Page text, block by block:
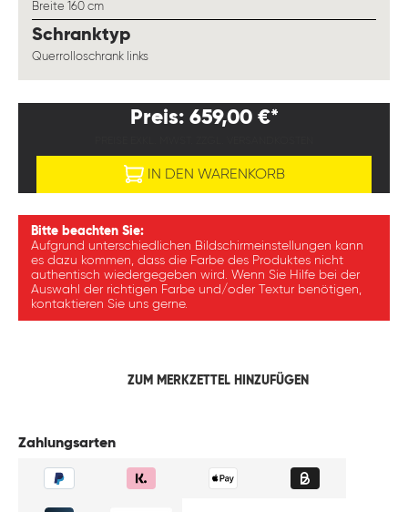
Breite 160 cm
Schranktypauswählen
Querrolloschrank links
Preis: 659,00 €*
IN DEN WARENKORB
Bitte beachten Sie:
Aufgrund unterschiedlichen Bildschirmeinstellungen kann
es dazu kommen, dass die Farbe des Produktes nicht
authentisch wiedergegeben wird. Wenn Sie Hilfe bei der
Auswahl der richtigen Farbe und/oder Textur benötigen,
kontaktieren Sie uns gerne.
ZUM MERKZETTEL HINZUFÜGEN
Zahlungsarten